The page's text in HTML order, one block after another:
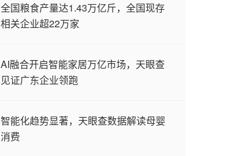
全国粮食产量达1.43万亿斤，全国现存
相关企业超22万家
AI融合开启智能家居万亿市场，天眼查
见证广东企业领跑
智能化趋势显著，天眼查数据解读母婴
消费